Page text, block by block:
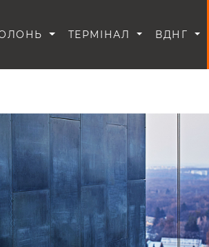
ТЕРМІНАЛ ВДНГ